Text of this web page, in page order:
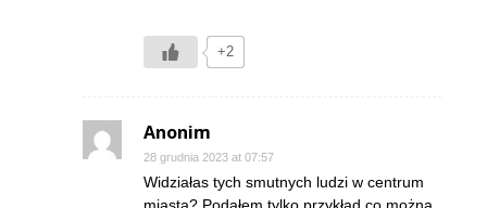
+2
Anonim
28 grudnia 2023 at 07:57
Widziałas tych smutnych ludzi w centrum
miasta? Podałem tylko przykład co można